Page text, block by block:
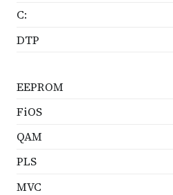
C:
DTP
EEPROM
FiOS
QAM
PLS
MVC